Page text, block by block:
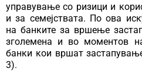
управување со ризици и
и за семејствата. По ова
на банките за вршење
зголемена и во моментов
банки кои вршат
3).